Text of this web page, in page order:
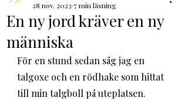
En ny jord kräver en ny
människa
28 nov. 2023 7 min läsning
För en stund sedan såg jag en
talgoxe och en rödhake som hittat
till min talgboll på uteplatsen.